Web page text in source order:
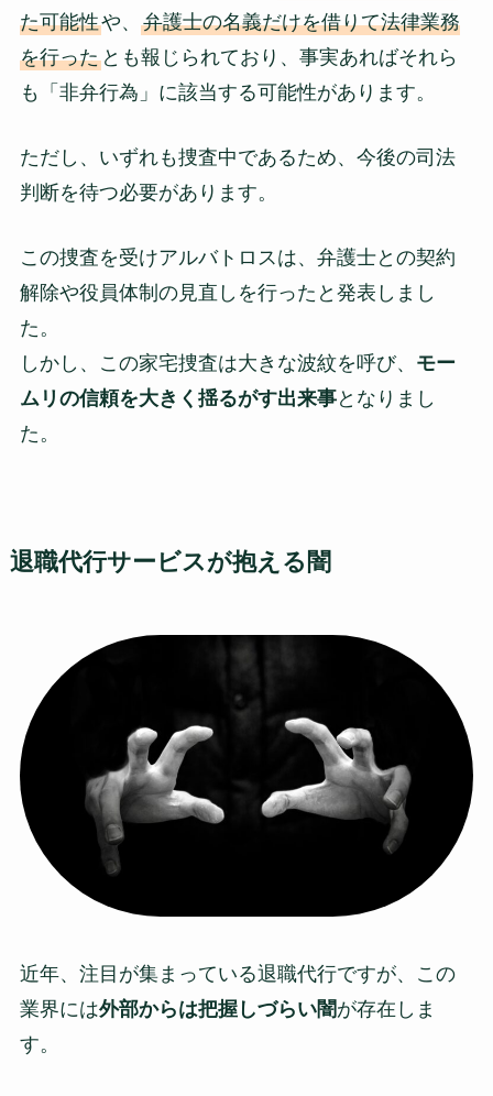
た可能性や、 弁護士の名義だけを借りて法律業務
を行ったとも報じられており、事実あればそれら
も「非弁行為」に該当する可能性があります。
ただし、いずれも捜査中であるため、今後の司法
判断を待つ必要があります。
この捜査を受けアルバトロスは、弁護士との契約
解除や役員体制の見直しを行ったと発表しまし
た。
しかし、この家宅捜査は大きな波紋を呼び、 モー
ムリの信頼を大きく揺るがす出来事となりまし
た。
退職代行サービスが抱える闇
近年、注目が集まっている退職代行ですが、この
業界には外部からは把握しづらい闇が存在しま
す。